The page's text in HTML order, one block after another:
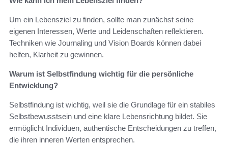
Um ein Lebensziel zu finden, sollte man zunächst seine
eigenen Interessen, Werte und Leidenschaften reflektieren.
Techniken wie Journaling und Vision Boards können dabei
helfen, Klarheit zu gewinnen.
Warum ist Selbstfindung wichtig für die persönliche
Entwicklung?
Selbstfindung ist wichtig, weil sie die Grundlage für ein stabiles
Selbstbewusstsein und eine klare Lebensrichtung bildet. Sie
ermöglicht Individuen, authentische Entscheidungen zu treffen,
die ihren inneren Werten entsprechen.